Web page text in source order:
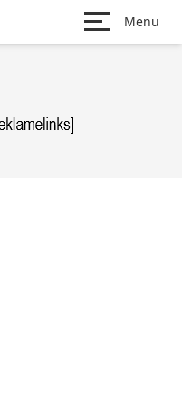
Menu